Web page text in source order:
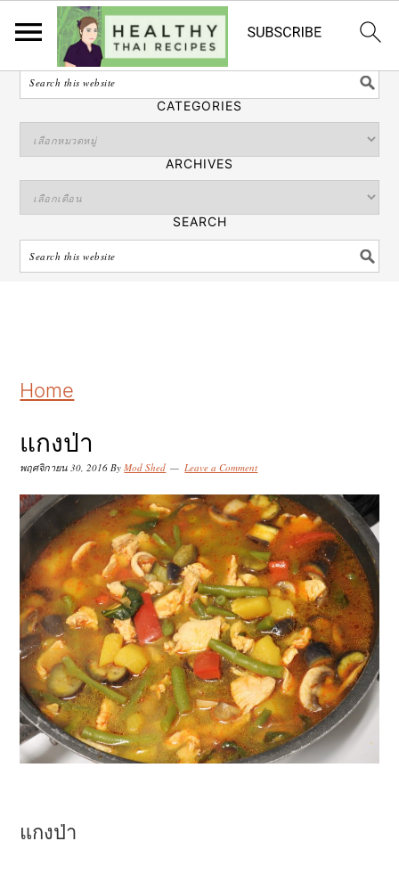
ไทย
SEARCH
CATEGORIES
ARCHIVES
SEARCH
k
p
t
o
r
i
m
a
r
y
v
k
p
t
o
m
a
i
n
c
o
n
n
k
p
t
o
r
i
m
a
r
y
d
Home
แกงป่า
พฤศจิกายน 30, 2016 ByMod Shed Leave a Comment
แกงป่า